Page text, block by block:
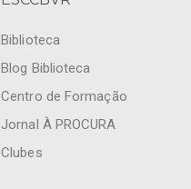
Biblioteca
Blog Biblioteca
Centro de Formação
Jornal À PROCURA
Clubes